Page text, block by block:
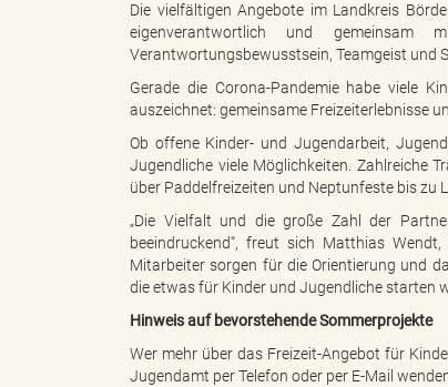
r
e
i
Die vielfältigen Angebote im Landkreis
eigenverantwortlich und gemeinsam
Verantwortungsbewusstsein, Teamgeist und
Gerade die Corona-Pandemie habe viele
auszeichnet: gemeinsame Freizeiterlebnisse
Ob offene Kinder- und Jugendarbeit,
Jugendliche viele Möglichkeiten. Zahlreiche
über Paddelfreizeiten und Neptunfeste bis zu
„Die Vielfalt und die große Zahl der
beeindruckend“, freut sich Matthias
Mitarbeiter sorgen für die Orientierung und
die etwas für Kinder und Jugendliche starten
Hinweis auf bevorstehende Sommerprojekte
Wer mehr über das Freizeit-Angebot für
Jugendamt per Telefon oder per E-Mail